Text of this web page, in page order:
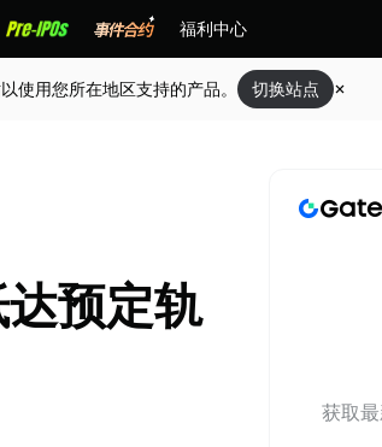
福利中心
使用您所在地区支持的产品。 切换站点
预定轨
获取